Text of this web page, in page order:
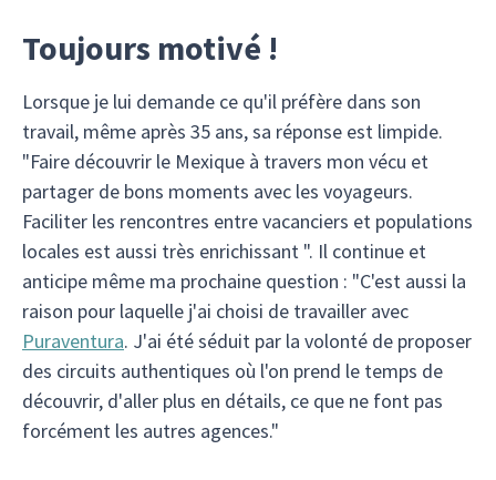
Toujours motivé !
Lorsque je lui demande ce qu'il préfère dans son
travail, même après 35 ans, sa réponse est limpide.
"Faire découvrir le Mexique à travers mon vécu et
partager de bons moments avec les voyageurs.
Faciliter les rencontres entre vacanciers et populations
locales est aussi très enrichissant ". Il continue et
anticipe même ma prochaine question : "C'est aussi la
raison pour laquelle j'ai choisi de travailler avec
Puraventura. J'ai été séduit par la volonté de proposer
des circuits authentiques où l'on prend le temps de
découvrir, d'aller plus en détails, ce que ne font pas
forcément les autres agences."